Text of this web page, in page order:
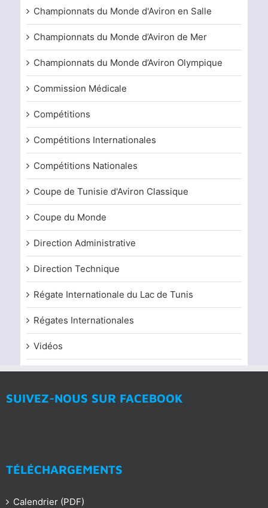
Championnats du Monde d'Aviron en Salle
Championnats du Monde d’Aviron de Mer
Championnats du Monde d’Aviron Olympique
Commission Médicale
Compétitions
Compétitions Internationales
Compétitions Nationales
Coupe de Tunisie d'Aviron Classique
Coupe du Monde
Direction Administrative
Direction Technique
Régate Internationale du Lac de Tunis
Régates Internationales
Vidéos
SUIVEZ-NOUS SUR FACEBOOK
TÉLÉCHARGEMENTS
Calendrier (PDF)